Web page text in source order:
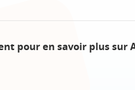
pour en savoir plus sur